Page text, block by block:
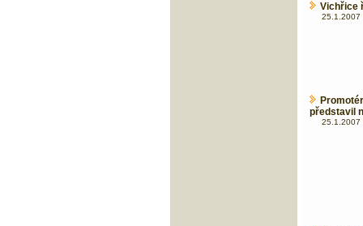
Vichřice
25.1.2007
představil
25.1.2007